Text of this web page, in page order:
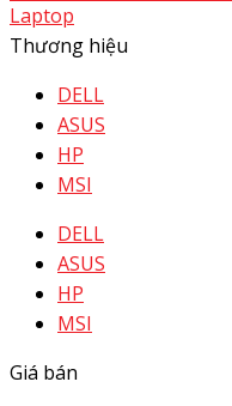
Laptop
Thương hiệu
DELL
ASUS
HP
MSI
DELL
ASUS
HP
MSI
Giá bán